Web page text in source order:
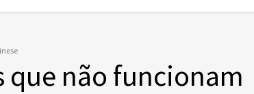
que não funcionam